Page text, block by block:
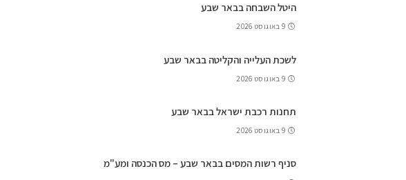
היטל השבחה בבאר שבע
9 באוגוסט 2026
לשכת העלייה והקליטה בבאר שבע
9 באוגוסט 2026
תחנות רכבת ישראל בבאר שבע
9 באוגוסט 2026
סניף רשות המסים בבאר שבע – מס הכנסה ומע"מ